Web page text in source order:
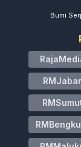
Bumi
RMJabar